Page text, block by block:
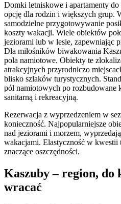
Domki letniskowe i apartamenty do
opcję dla rodzin i większych grup.
samodzielne przygotowywanie
koszty wakacji. Wiele obiektów
jeziorami lub w lesie, zapewniając
Dla miłośników biwakowania
pola namiotowe. Obiekty te
atrakcyjnych przyrodniczo
blisko szlaków turystycznych.
pól namiotowych po rozbudowane
sanitarną i rekreacyjną.
Rezerwacja z wyprzedzeniem w
konieczność. Najpopularniejsze
nad jeziorami i morzem,
wakacjami. Elastyczność w kwestii
znaczące oszczędności.
Kaszuby – region, do
wracać